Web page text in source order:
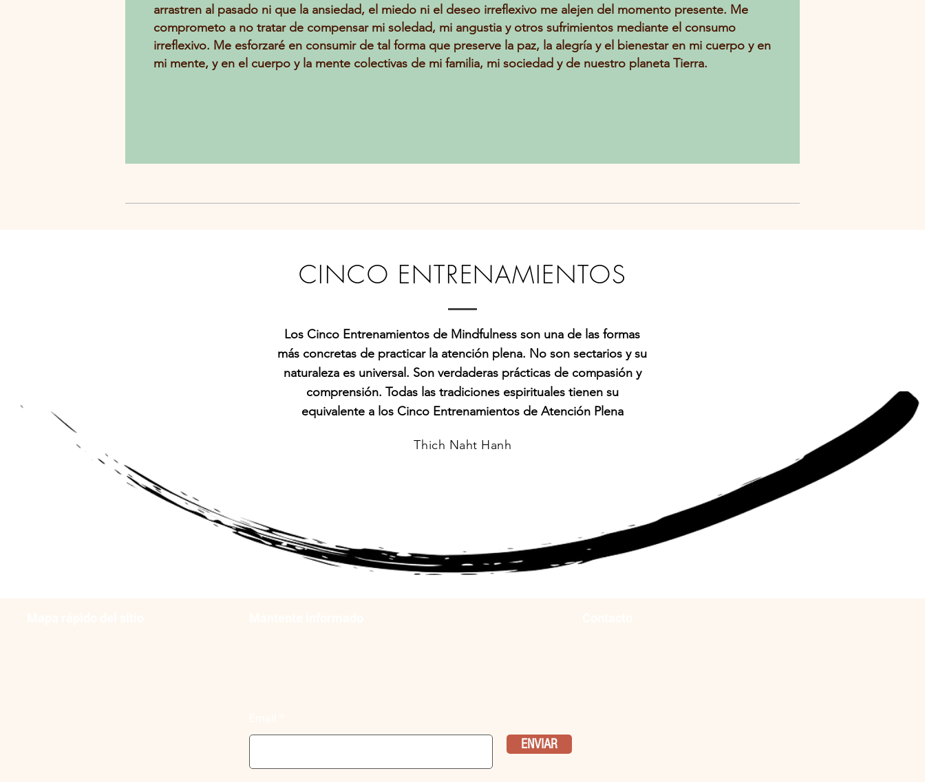
arrastren al pasado ni que la ansiedad, el miedo ni el deseo irreflexivo me alejen del momento presente. Me
comprometo a no tratar de compensar mi soledad, mi angustia y otros sufrimientos mediante el consumo
irreflexivo. Me esforzaré en consumir de tal forma que preserve la paz, la alegría y el bienestar en mi cuerpo y en
mi mente, y en el cuerpo y la mente colectivas de mi familia, mi sociedad y de nuestro planeta Tierra.
CINCO ENTRENAMIENTOS
Los Cinco Entrenamientos de Mindfulness son una de las formas
más concretas de practicar la atención plena. No son sectarios y su
naturaleza es universal. Son verdaderas prácticas de compasión y
comprensión. Todas las tradiciones espirituales tienen su
equivalente a los Cinco Entrenamientos de Atención Plena
Thich Naht Hanh
ENVIAR